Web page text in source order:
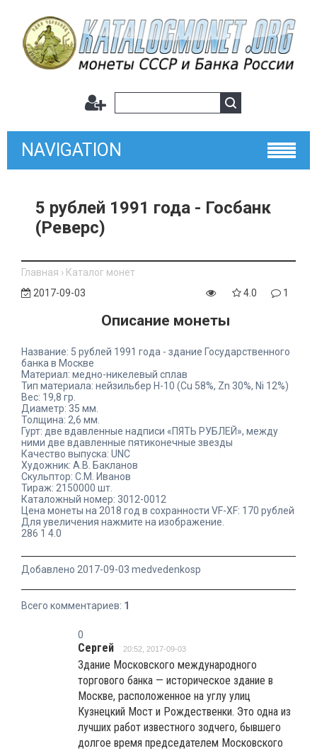
NAVIGATION
5 рублей 1991 года - Госбанк
(Реверс)
Главная › Каталог монет
2017-09-03
4.0 1
Описание монеты
Название: 5 рублей 1991 года - здание Государственного
банка в Москве
Материал: медно-никелевый сплав
Тип материала: нейзильбер Н-10 (Cu 58%, Zn 30%, Ni 12%)
Вес: 19,8 гр.
Диаметр: 35 мм.
Толщина: 2,6 мм.
Гурт: две вдавленные надписи «ПЯТЬ РУБЛЕЙ», между
ними две вдавленные пятиконечные звезды
Качество выпуска: UNC
Художник: А.В. Бакланов
Скульптор: С.М. Иванов
Тираж: 2150000 шт.
Каталожный номер: 3012-0012
Цена монеты на 2018 год в сохранности VF-XF: 170 рублей
Для увеличения нажмите на изображение.
286 1 4.0
Добавлено 2017-09-03 medvedenkosp
Всего комментариев: 1
0
Сергей 20:52, 2017-09-03
Здание Московского международного
торгового банка — историческое здание в
Москве, расположенное на углу улиц
Кузнецкий Мост и Рождественки. Это одна из
лучших работ известного зодчего, бывшего
долгое время председателем Московского